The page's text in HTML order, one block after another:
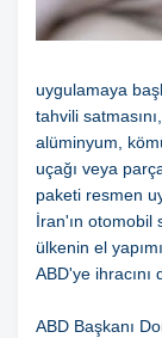
uygulamaya
tahvili
alüminyum,
uçağı veya
paketi resmen
İran'ın otomobil
ülkenin el
ABD'ye
ABD Başkanı